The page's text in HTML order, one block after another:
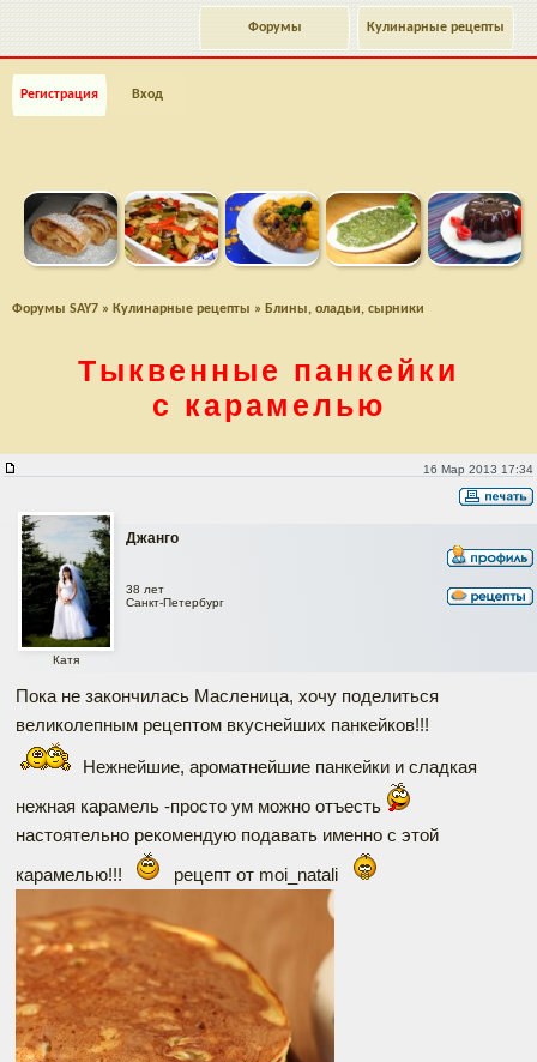
Кулинарные рецепты
Форумы
Регистрация Вход
Форумы SAY7 » Кулинарные рецепты » Блины, оладьи, сырники
Тыквенные панкейки
с карамелью
16 Мар 2013 17:34
Джанго
Катя
38 лет
Санкт-Петербург
Пока не закончилась Масленица, хочу поделиться
великолепным рецептом вкуснейших панкейков!!!
Нежнейшие, ароматнейшие панкейки и сладкая
нежная карамель -просто ум можно отъесть
настоятельно рекомендую подавать именно с этой
карамелью!!!
рецепт от moi_natali